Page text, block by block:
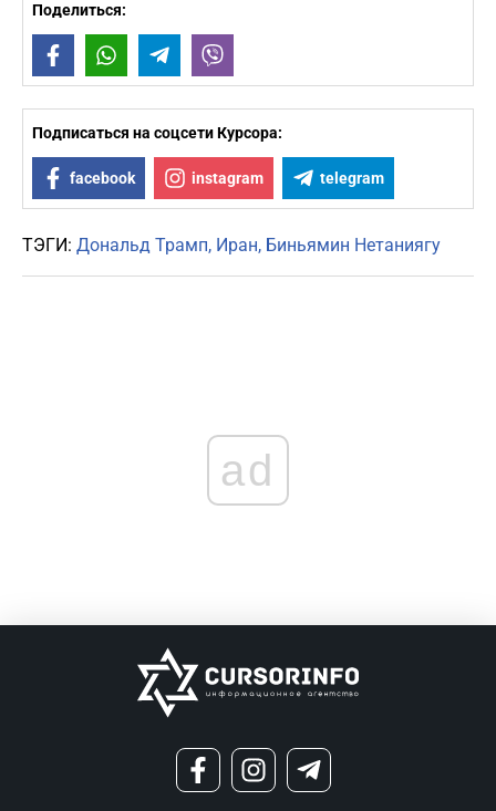
Поделиться:
FacebookWhatsAppTelegram
Подписаться на соцсети Курсора:
facebook instagram telegram
ТЭГИ: Дональд Трамп Иран Биньямин Нетаниягу
ad